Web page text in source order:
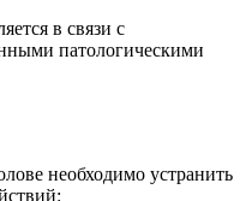
в связи с
патологическими
необходимо устранить